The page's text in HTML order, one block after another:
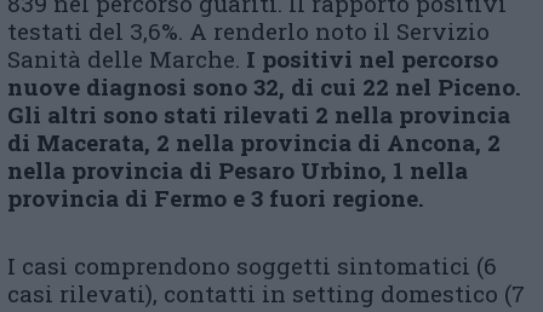
testati del 3,6%. A renderlo noto il Servizio
Sanità delle Marche. I positivi nel percorso
nuove diagnosi sono 32, di cui 22 nel Piceno.
Gli altri sono stati rilevati 2 nella provincia
di Macerata, 2 nella provincia di Ancona, 2
nella provincia di Pesaro Urbino, 1 nella
provincia di Fermo e 3 fuori regione.
I casi comprendono soggetti sintomatici (6
casi rilevati), contatti in setting domestico (7